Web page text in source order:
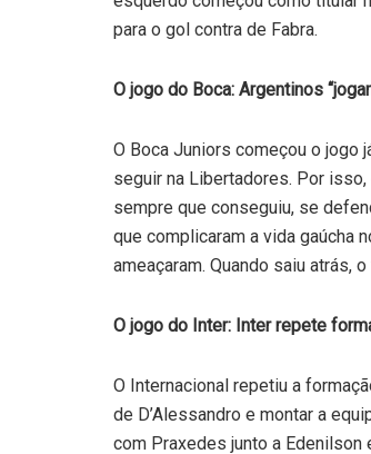
para o gol contra de Fabra.
O jogo do Boca: Argentinos
O Boca Juniors começou o jogo
seguir na Libertadores. Por isso,
sempre que conseguiu, se
que complicaram a vida gaúcha
ameaçaram. Quando saiu atrás,
O jogo do Inter: Inter repete
O Internacional repetiu a
de D’Alessandro e montar a
com Praxedes junto a Edenilson